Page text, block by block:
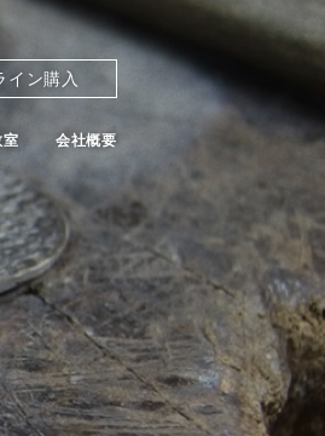
イン購入
室 会社概要